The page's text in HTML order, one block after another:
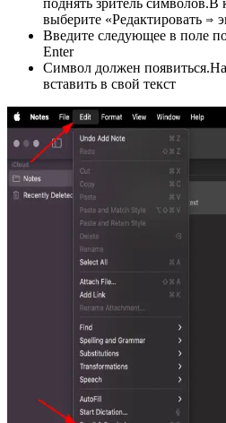
поднять зритель символов.В
выберите «Редактировать ⇒
Введите следующее в поле
Enter
Символ должен
вставить в свой текст